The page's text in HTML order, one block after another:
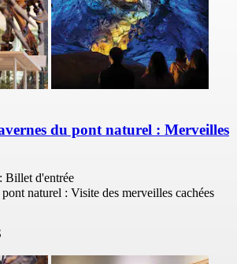
du pont naturel : Merveilles
Billet d'entrée
naturel : Visite des merveilles cachées